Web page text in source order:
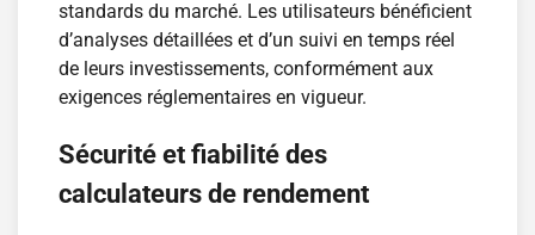
standards du marché. Les utilisateurs bénéficient
d’analyses détaillées et d’un suivi en temps réel
de leurs investissements, conformément aux
exigences réglementaires en vigueur.
Sécurité et fiabilité des
calculateurs de rendement